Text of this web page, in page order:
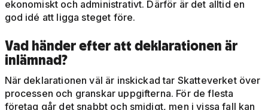
ekonomiskt och administrativt. Därför är det alltid en
god idé att ligga steget före.
Vad händer efter att deklarationen är
inlämnad?
När deklarationen väl är inskickad tar Skatteverket över
processen och granskar uppgifterna. För de flesta
företag går det snabbt och smidigt, men i vissa fall kan